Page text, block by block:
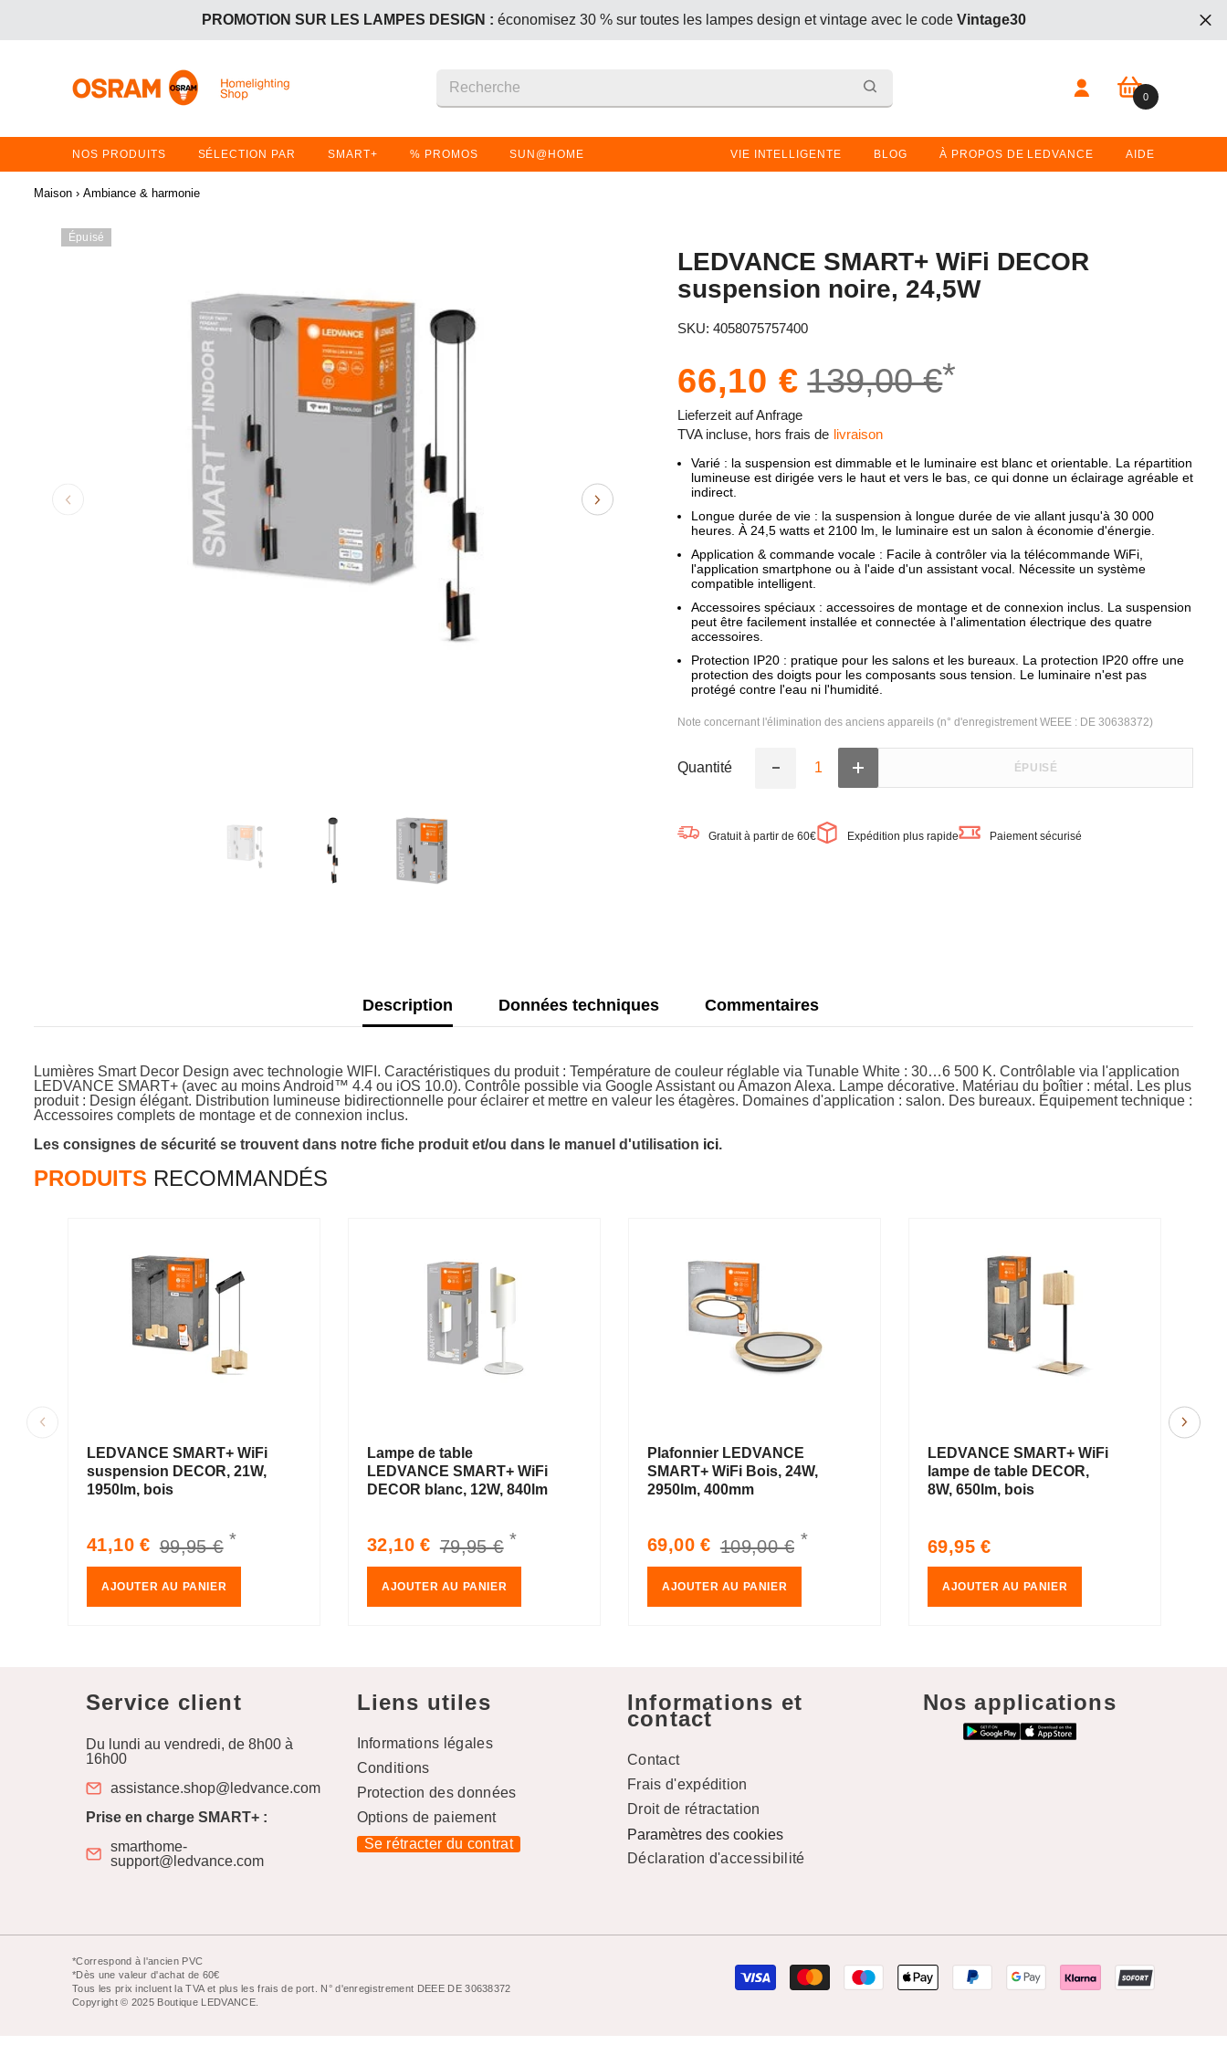
PROMOTION SUR LES LAMPES DESIGN : économisez 30 % sur toutes les lampes design et vintage avec le code Vintage30
PROMOTION SUR LES LAMPES DESIGN :
OFFRE GRATUITE :Achetez 2 articles en promotion +1 offert – le produit le moins cher (ou de même prix) est gratuit. Entrez le codeBOGO26lors du passage en caisse.
00 article
NOS PRODUITS SÉLECTION PAR SMART+ % PROMOS SUN@HOME VIE INTELLIGENTE BLOG À PROPOS DE LEDVANCE AIDE
Maison › Ambiance & harmonie
Épuisé
LEDVANCE SMART+ WiFi DECOR
suspension noire, 24,5W
SKU: 4058075757400
66,10 € 139,00 €*
Lieferzeit auf Anfrage
TVA incluse, hors frais de livraison
Varié : la suspension est dimmable et le luminaire est blanc et orientable. La répartition
lumineuse est dirigée vers le haut et vers le bas, ce qui donne un éclairage agréable et
indirect.
Longue durée de vie : la suspension à longue durée de vie allant jusqu'à 30 000
heures. À 24,5 watts et 2100 lm, le luminaire est un salon à économie d'énergie.
Application & commande vocale : Facile à contrôler via la télécommande WiFi,
l'application smartphone ou à l'aide d'un assistant vocal. Nécessite un système
compatible intelligent.
Accessoires spéciaux : accessoires de montage et de connexion inclus. La suspension
peut être facilement installée et connectée à l'alimentation électrique des quatre
accessoires.
Protection IP20 : pratique pour les salons et les bureaux. La protection IP20 offre une
protection des doigts pour les composants sous tension. Le luminaire n'est pas
protégé contre l'eau ni l'humidité.
Note concernant l'élimination des anciens appareils (n° d'enregistrement WEEE : DE 30638372)
Quantité
Réduire
LEDVANCE
SMART+
Augmenter
la
LEDVANCE
SMART+
ÉPUISÉ
Gratuit à partir de 60€ Expédition plus rapide Paiement sécurisé
Description Données techniques Commentaires
Lumières Smart Decor Design avec technologie WIFI. Caractéristiques du produit : Température de couleur réglable via Tunable White : 30…6 500 K. Contrôlable via l'application
LEDVANCE SMART+ (avec au moins Android™️ 4.4 ou iOS 10.0). Contrôle possible via Google Assistant ou Amazon Alexa. Lampe décorative. Matériau du boîtier : métal. Les plus
produit : Design élégant. Distribution lumineuse bidirectionnelle pour éclairer et mettre en valeur les étagères. Domaines d'application : salon. Des bureaux. Équipement technique :
Accessoires complets de montage et de connexion inclus.
Les consignes de sécurité se trouvent dans notre fiche produit et/ou dans le manuel d'utilisation ici.
PRODUITS RECOMMANDÉS
LEDVANCE SMART+ WiFi
suspension DECOR, 21W,
1950lm, bois
Prix
soldé
41,10 € Prix
habituel
99,95 € *
AJOUTER AU PANIER
Lampe de table
LEDVANCE SMART+ WiFi
DECOR blanc, 12W, 840lm
Prix
soldé
32,10 € Prix
habituel
79,95 € *
AJOUTER AU PANIER
Plafonnier LEDVANCE
SMART+ WiFi Bois, 24W,
2950lm, 400mm
Prix
soldé
69,00 € Prix
habituel
109,00 € *
AJOUTER AU PANIER
LEDVANCE SMART+ WiFi
lampe de table DECOR,
8W, 650lm, bois
Prix
habituel
69,95 €
AJOUTER AU PANIER
Service client
Du lundi au vendredi, de 8h00 à
16h00
assistance.shop@ledvance.com
Prise en charge SMART+ :
smarthome-
support@ledvance.com
Liens utiles
Informations légales
Conditions
Protection des données
Options de paiement
Se rétracter du contrat
Informations et
contact
Contact
Frais d'expédition
Droit de rétractation
Paramètres des cookies
Déclaration d'accessibilité
Nos applications
*Correspond à l'ancien PVC
*Dès une valeur d'achat de 60€
Tous les prix incluent la TVA et plus les frais de port. N° d'enregistrement DEEE DE 30638372
Copyright © 2025 Boutique LEDVANCE.